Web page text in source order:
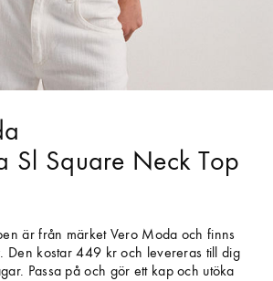
Sl Square Neck Top
är från märket Vero Moda och finns
Den kostar 449 kr och levereras till dig
Passa på och gör ett kap och utöka